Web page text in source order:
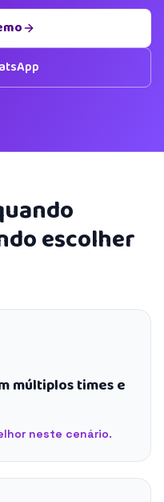
escolher
múltiplos times e
neste cenário.